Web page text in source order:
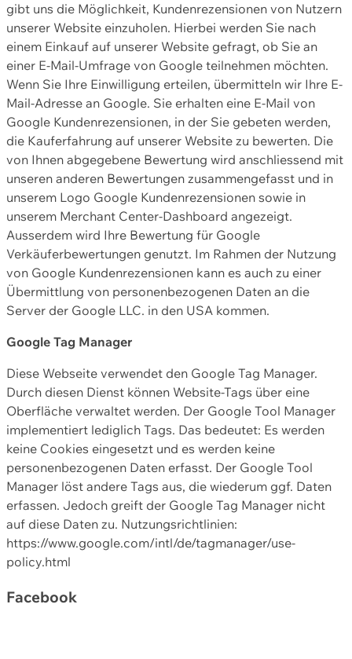
gibt uns die Möglichkeit, Kundenrezensionen von Nutzern
unserer Website einzuholen. Hierbei werden Sie nach
einem Einkauf auf unserer Website gefragt, ob Sie an
einer E-Mail-Umfrage von Google teilnehmen möchten.
Wenn Sie Ihre Einwilligung erteilen, übermitteln wir Ihre E-
Mail-Adresse an Google. Sie erhalten eine E-Mail von
Google Kundenrezensionen, in der Sie gebeten werden,
die Kauferfahrung auf unserer Website zu bewerten. Die
von Ihnen abgegebene Bewertung wird anschliessend mit
unseren anderen Bewertungen zusammengefasst und in
unserem Logo Google Kundenrezensionen sowie in
unserem Merchant Center-Dashboard angezeigt.
Ausserdem wird Ihre Bewertung für Google
Verkäuferbewertungen genutzt. Im Rahmen der Nutzung
von Google Kundenrezensionen kann es auch zu einer
Übermittlung von personenbezogenen Daten an die
Server der Google LLC. in den USA kommen.
Google Tag Manager
Diese Webseite verwendet den Google Tag Manager.
Durch diesen Dienst können Website-Tags über eine
Oberfläche verwaltet werden. Der Google Tool Manager
implementiert lediglich Tags. Das bedeutet: Es werden
keine Cookies eingesetzt und es werden keine
personenbezogenen Daten erfasst. Der Google Tool
Manager löst andere Tags aus, die wiederum ggf. Daten
erfassen. Jedoch greift der Google Tag Manager nicht
auf diese Daten zu. Nutzungsrichtlinien:
https://www.google.com/intl/de/tagmanager/use-
policy.html
Facebook